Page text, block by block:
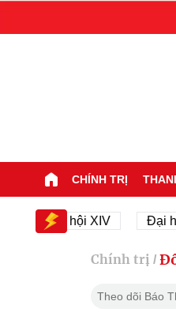
CHÍNH TRỊ
Đại hội XIV Đại hội XIV
Chính trị /
Theo dõi Báo